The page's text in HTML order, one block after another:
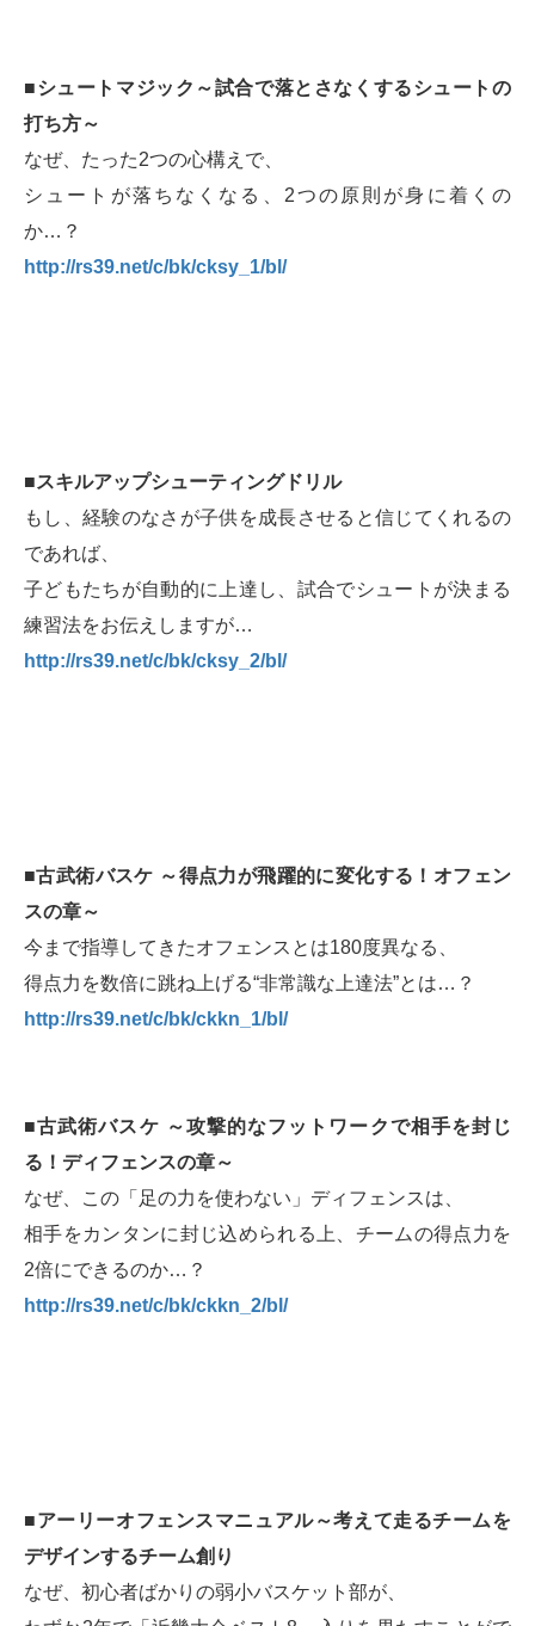
■シュートマジック～試合で落とさなくするシュートの
打ち方～
なぜ、たった2つの心構えで、
シュートが落ちなくなる、2つの原則が身に着くの
か…？
http://rs39.net/c/bk/cksy_1/bl/
■スキルアップシューティングドリル
もし、経験のなさが子供を成長させると信じてくれるの
であれば、
子どもたちが自動的に上達し、試合でシュートが決まる
練習法をお伝えしますが…
http://rs39.net/c/bk/cksy_2/bl/
■古武術バスケ ～得点力が飛躍的に変化する！オフェン
スの章～
今まで指導してきたオフェンスとは180度異なる、
得点力を数倍に跳ね上げる“非常識な上達法”とは…？
http://rs39.net/c/bk/ckkn_1/bl/
■古武術バスケ ～攻撃的なフットワークで相手を封じ
る！ディフェンスの章～
なぜ、この「足の力を使わない」ディフェンスは、
相手をカンタンに封じ込められる上、チームの得点力を
2倍にできるのか…？
http://rs39.net/c/bk/ckkn_2/bl/
■アーリーオフェンスマニュアル～考えて走るチームを
デザインするチーム創り
なぜ、初心者ばかりの弱小バスケット部が、